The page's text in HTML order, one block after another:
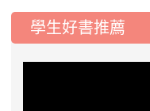
學生好書推薦